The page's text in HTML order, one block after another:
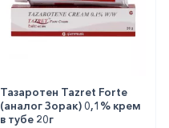
Тазаротен Tazret Forte
(аналог Зорак) 0,1% крем
в тубе 20г